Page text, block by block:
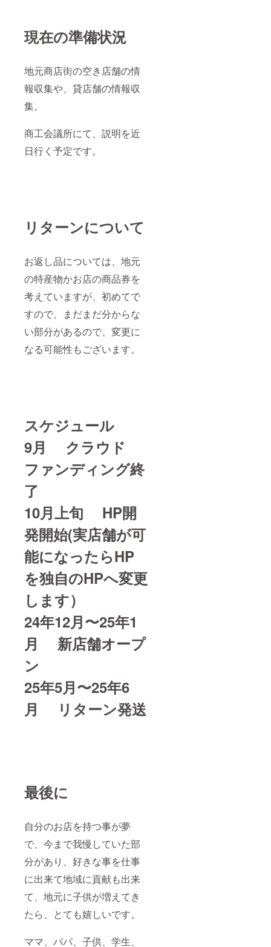
現在の準備状況
地元商店街の空き店舗の情
報収集や、貸店舗の情報収
集。
商工会議所にて、説明を近
日行く予定です。
リターンについて
お返し品については、地元
の特産物かお店の商品券を
考えていますが、初めてで
すので、まだまだ分からな
い部分があるので、変更に
なる可能性もございます。
スケジュール
9月 クラウド
ファンディング終
了
10月上旬 HP開
発開始(実店舗が可
能になったらHP
を独自のHPへ変更
します）
24年12月〜25年1
月 新店舗オープ
ン
25年5月〜25年6
月 リターン発送
最後に
自分のお店を持つ事が夢
で、今まで我慢していた部
分があり、好きな事を仕事
に出来て地域に貢献も出来
て、地元に子供が増えてき
たら、とても嬉しいです。
ママ、パパ、子供、学生、